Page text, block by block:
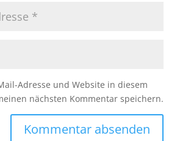
Adresse und Website in diesem
nächsten Kommentar speichern.